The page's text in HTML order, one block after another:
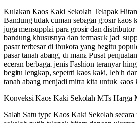
Kulakan Kaos Kaki Sekolah Telapak
Bandung tidak cuman sebagai grosir kaos
juga mensupplai para grosir dan distributor
bandung khususnya dan termasuk jadi
pasar terbesar di ibukota yang begitu
pasar tanah abang, di mana Pusat
eceran berbagai jenis Fashion teranyar
begitu lengkap, sepetrti kaos kaki, lebih
tanah abang menjadi mitra kita untuk kaos
Konveksi Kaos Kaki Sekolah MTs Harga
Salah Satu type Kaos Kaki Sekolah